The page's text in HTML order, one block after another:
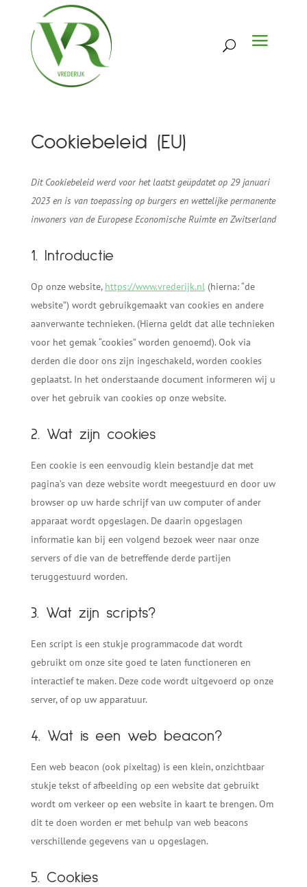
Cookiebeleid (EU)
Dit Cookiebeleid werd voor het laatst geüpdatet op 29 januari
2023 en is van toepassing op burgers en wettelijke permanente
inwoners van de Europese Economische Ruimte en Zwitserland
1. Introductie
Op onze website, https://www.vrederijk.nl(hierna: “de
website”) wordt gebruikgemaakt van cookies en andere
aanverwante technieken. (Hierna geldt dat alle technieken
voor het gemak “cookies” worden genoemd). Ook via
derden die door ons zijn ingeschakeld, worden cookies
geplaatst. In het onderstaande document informeren wij u
over het gebruik van cookies op onze website.
2. Wat zijn cookies
Een cookie is een eenvoudig klein bestandje dat met
pagina’s van deze website wordt meegestuurd en door uw
browser op uw harde schrijf van uw computer of ander
apparaat wordt opgeslagen. De daarin opgeslagen
informatie kan bij een volgend bezoek weer naar onze
servers of die van de betreffende derde partijen
teruggestuurd worden.
3. Wat zijn scripts?
Een script is een stukje programmacode dat wordt
gebruikt om onze site goed te laten functioneren en
interactief te maken. Deze code wordt uitgevoerd op onze
server, of op uw apparatuur.
4. Wat is een web beacon?
Een web beacon (ook pixeltag) is een klein, onzichtbaar
stukje tekst of afbeelding op een website dat gebruikt
wordt om verkeer op een website in kaart te brengen. Om
dit te doen worden er met behulp van web beacons
verschillende gegevens van u opgeslagen.
5. Cookies